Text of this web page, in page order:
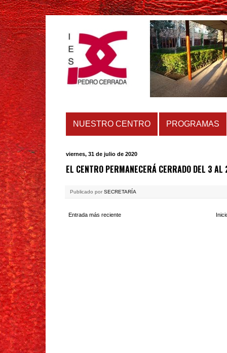
NUESTRO CENTRO PROGRAMAS
viernes, 31 de julio de 2020
EL CENTRO PERMANECERÁ CERRADO DEL 3
Publicado por SECRETARÍA
Entrada más reciente